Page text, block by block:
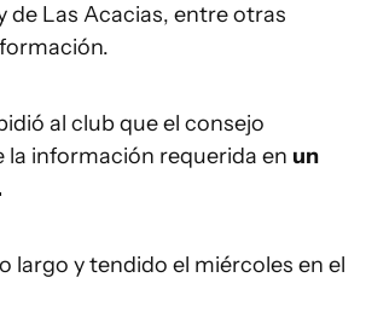
de Las Acacias, entre otras
al club que el consejo
la información requerida en un
largo y tendido el miércoles en el